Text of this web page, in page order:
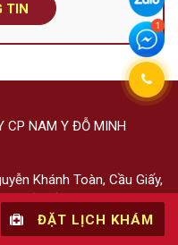
TIN
CP NAM Y ĐỖ MINH
Khánh Toàn, Cầu Giấy,
Xem bản đồ)
ĐẶT LỊCH KHÁM